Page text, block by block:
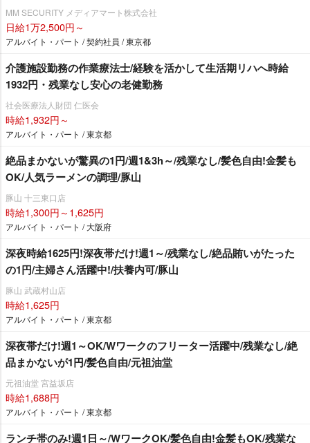
MM SECURITY メディアマート株式会社
日給1万2,500円～
アルバイト・パート / 契約社員 / 東京都
介護施設勤務の作業療法士/経験を活かして生活期リハへ時給
1932円・残業なし安心の老健勤務
社会医療法人財団 仁医会
時給1,932円～
アルバイト・パート / 東京都
絶品まかないが驚異の1円/週1&3h～/残業なし/髪色自由!金髪も
OK/人気ラーメンの調理/豚山
豚山 十三東口店
時給1,300円～1,625円
アルバイト・パート / 大阪府
深夜時給1625円!深夜帯だけ!週1～/残業なし/絶品賄いがたった
の1円/主婦さん活躍中!/扶養内可/豚山
豚山 武蔵村山店
時給1,625円
アルバイト・パート / 東京都
深夜帯だけ!週1～OK/Wワークのフリーター活躍中/残業なし/絶
品まかないが1円/髪色自由/元祖油堂
元祖油堂 宮益坂店
時給1,688円
アルバイト・パート / 東京都
ランチ帯のみ!週1日～/WワークOK/髪色自由!金髪もOK/残業な